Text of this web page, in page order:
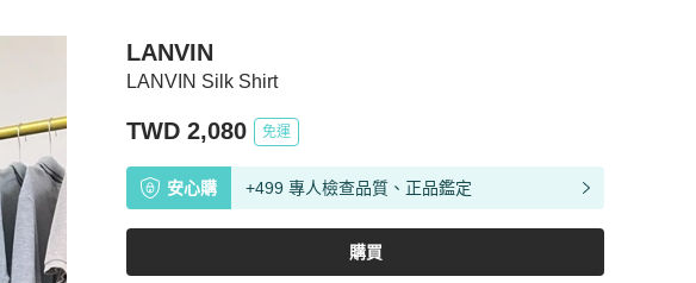
LANVIN Silk Shirt
LANVIN
TWD 2,080 免運
安心購 +499 專人檢查品質、正品鑑定
購買